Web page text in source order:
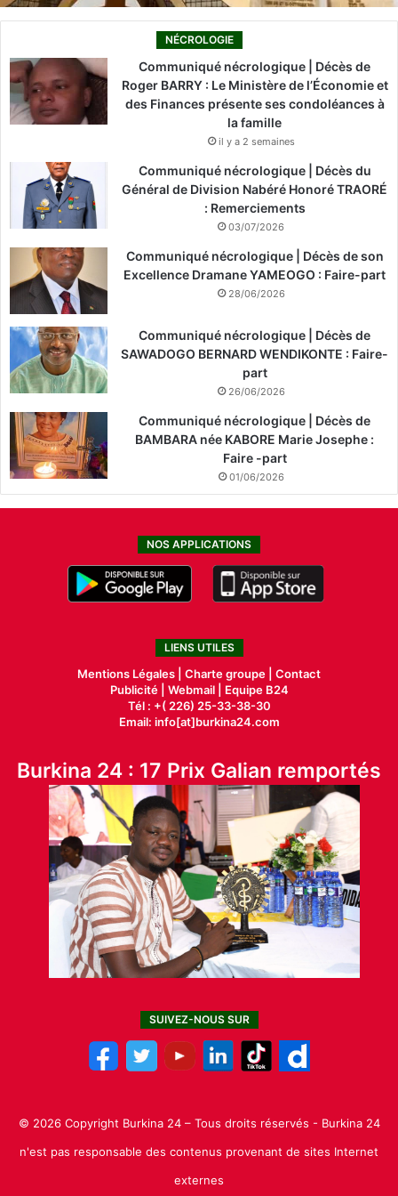
NÉCROLOGIE
Communiqué nécrologique | Décès de
Roger BARRY : Le Ministère de l’Économie et
des Finances présente ses condoléances à
la famille
il y a 2 semaines
Communiqué nécrologique | Décès du
Général de Division Nabéré Honoré TRAORÉ
: Remerciements
03/07/2026
Communiqué nécrologique | Décès de son
Excellence Dramane YAMEOGO : Faire-part
28/06/2026
Communiqué nécrologique | Décès de
SAWADOGO BERNARD WENDIKONTE : Faire-
part
26/06/2026
Communiqué nécrologique | Décès de
BAMBARA née KABORE Marie Josephe :
Faire -part
01/06/2026
NOS APPLICATIONS
LIENS UTILES
Mentions Légales | Charte groupe | Contact
Publicité| Webmail |
Equipe B24
Tél : +( 226) 25-33-38-30
Email: info[at]burkina24.com
Burkina 24 : 17 Prix Galian remportés
SUIVEZ-NOUS SUR
© 2026 Copyright Burkina 24 – Tous droits réservés - Burkina 24
n'est pas responsable des contenus provenant de sites Internet
externes